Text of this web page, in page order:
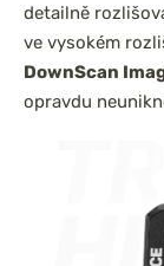
detailně
ve vysokém
DownScan
opravdu